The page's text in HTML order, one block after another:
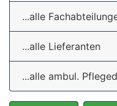
...alle
...alle Lieferanten
...alle ambul.